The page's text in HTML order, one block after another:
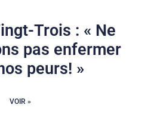
Trois : « Ne
pas enfermer
peurs! »
VOIR »